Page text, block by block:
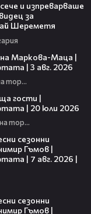
и изпреварваше
за
Шереметя
Маркова-Маца |
| 3 авг. 2026
Черешката на тортата
гости |
| 20 юли 2026
Черешката на тортата
сезонни
Гъмов |
| 7 авг. 2026 |
сезонни
Гъмов |